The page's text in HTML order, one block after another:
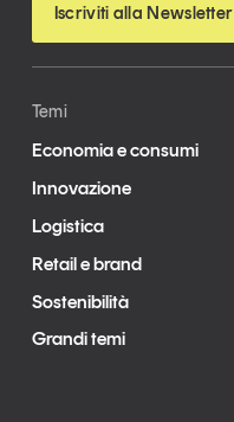
Iscriviti alla Newsletter
Temi
Economia e consumi
Innovazione
Logistica
Retail e brand
Sostenibilità
Grandi temi